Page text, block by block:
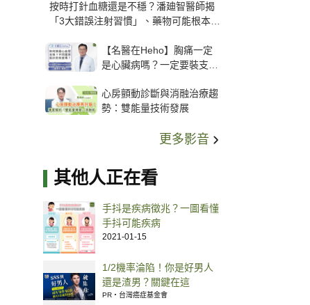
按時打針血糖還是不穩？潘廸智醫師揭
「3大錯誤注射習慣」、藥物可能根本沒
【名醫在Heho】胸痛一定
是心臟病嗎？一定要裝支
解析支架種類、風險與選擇
關鍵
心房顫動診斷與消融治療趨
勢：雙能量技術發展
更多影音
其他人正在看
手抖是疾病徵兆？一圖看懂
手抖可能疾病
2021-01-15
1/2機率淪陷！你是好男人
還是渣男？關鍵在這
PR・台灣癌症基金會